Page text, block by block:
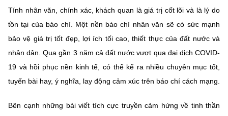
Điều khoản sử dụng Theo dõi MST: Góp ý
Cơ quan chủ quản: Bộ Khoa học và Công nghệ (MST)
Chịu trách nhiệm nội dung: Nguyễn Thị Hải Hằng
Giám đốc Trung tâm Truyền thông Khoa học và Công nghệ.
Liên hệ
Điện thoại: 024 3936 9506
Tính nhân văn, chính xác, khách quan là giá trị cốt lõi và là lý do
tồn tại của báo chí. Một nền báo chí nhân văn sẽ có sức mạnh
bảo vệ giá trị tốt đẹp, lợi ích tối cao, thiết thực của đất nước và
nhân dân. Qua gần 3 năm cả đất nước vượt qua đại dịch COVID-
19 và hồi phục nền kinh tế, có thể kể ra nhiều chuyên mục tốt,
tuyến bài hay, ý nghĩa, lay động cảm xúc trên báo chí cách mạng.
Bên cạnh những bài viết tích cực truyền cảm hứng về tinh thần